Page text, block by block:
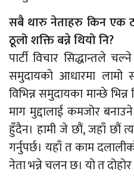
सबै थारु नेताहरु किन एक
ठूलो शक्ति बन्ने थियो नि?
पार्टी विचार सिद्धान्तले
समुदायको आधारमा लामो
विभिन्न समुदायका मान्छे भिन्न
माग मुद्दालाई कमजोर
हुँदैन। हामी जे छौं, जहाँ छौं
गर्नुपर्छ। यहाँ त काम
नेता भन्ने चलन छ। यो त दोहोर